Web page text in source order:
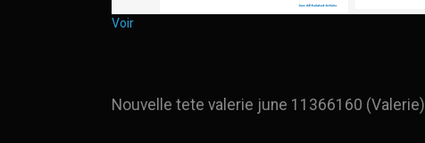
Voir
Nouvelle tete valerie june 11366160 (Valerie)